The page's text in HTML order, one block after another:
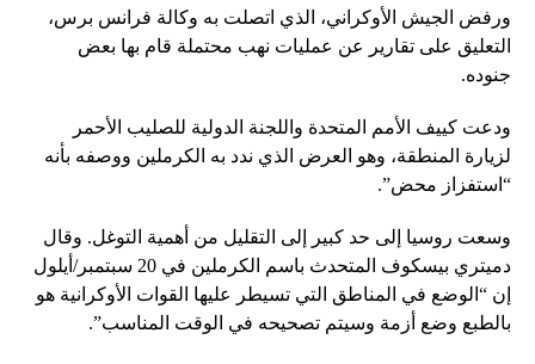
ورفض الجيش الأوكراني، الذي اتصلت به وكالة فرانس برس،
التعليق على تقارير عن عمليات نهب محتملة قام بها بعض
جنوده.
ودعت كييف الأمم المتحدة واللجنة الدولية للصليب الأحمر
لزيارة المنطقة، وهو العرض الذي ندد به الكرملين ووصفه بأنه
“استفزاز محض”.
وسعت روسيا إلى حد كبير إلى التقليل من أهمية التوغل. وقال
دميتري بيسكوف المتحدث باسم الكرملين في 20 سبتمبر/أيلول
إن “الوضع في المناطق التي تسيطر عليها القوات الأوكرانية هو
بالطبع وضع أزمة وسيتم تصحيحه في الوقت المناسب”.